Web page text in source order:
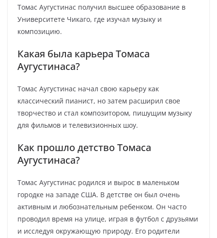
Томас Аугустинас получил высшее образование в
Университете Чикаго, где изучал музыку и
композицию.
Какая была карьера Томаса
Аугустинаса?
Томас Аугустинас начал свою карьеру как
классический пианист, но затем расширил свое
творчество и стал композитором, пишущим музыку
для фильмов и телевизионных шоу.
Как прошло детство Томаса
Аугустинаса?
Томас Аугустинас родился и вырос в маленьком
городке на западе США. В детстве он был очень
активным и любознательным ребенком. Он часто
проводил время на улице, играя в футбол с друзьями
и исследуя окружающую природу. Его родители